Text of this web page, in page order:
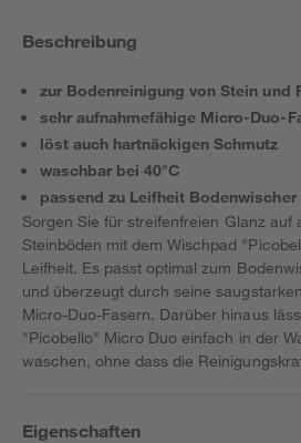
Beschreibung
zur Bodenreinigung von Stein und
sehr aufnahmefähige Micro-Duo-
löst auch hartnäckigen Schmutz
waschbar bei 40°C
passend zu Leifheit
Sorgen Sie für streifenfreien Glanz auf
Steinböden mit dem Wischpad
Leifheit. Es passt optimal zum
und überzeugt durch seine
Micro-Duo-Fasern. Darüber hinaus
"Picobello" Micro Duo einfach in der
waschen, ohne dass die
Eigenschaften